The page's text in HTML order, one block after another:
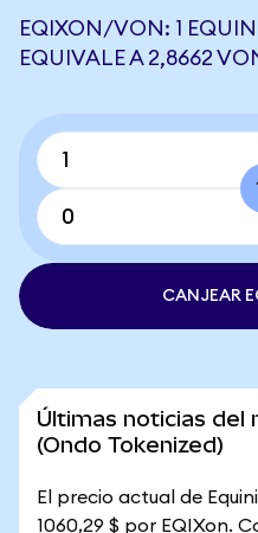
EQIXON/VON: 1
EQUIVALE A 2,8662
CANJEAR
Últimas noticias del
(Ondo Tokenized)
El precio actual de
1060,29 $ por EQIXon.